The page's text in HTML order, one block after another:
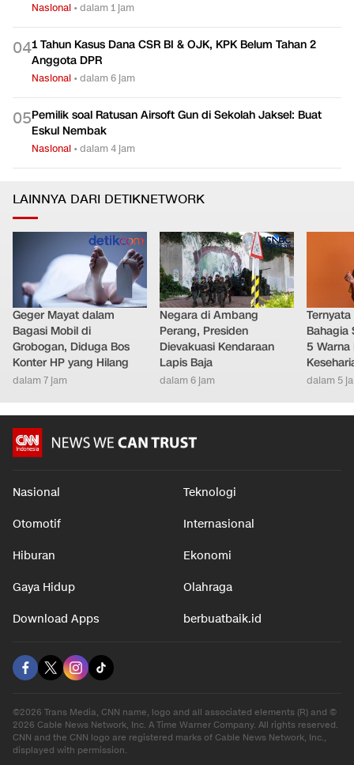
Nasional •dalam 1 jam
041 Tahun Kasus Dana CSR BI & OJK, KPK Belum Tahan 2
Anggota DPR
Nasional •dalam 6 jam
05Pemilik soal Ratusan Airsoft Gun di Sekolah Jaksel: Buat
Eskul Nembak
Nasional •dalam 4 jam
LAINNYA DARI DETIKNETWORK
Geger Mayat dalam
Bagasi Mobil di
Grobogan, Diduga Bos
Konter HP yang Hilang
dalam 7 jam
Negara di Ambang
Perang, Presiden
Dievakuasi Kendaraan
Lapis Baja
dalam 6 jam
Bahagia
5
dalam 5
Nasional Teknologi
Otomotif Internasional
Hiburan Ekonomi
Gaya Hidup Olahraga
Download Apps berbuatbaik.id
©2026 Trans Media, CNN name, logo and all associated elements (R) and ©
2026 Cable News Network, Inc. A Time Warner Company. All rights reserved.
CNN and the CNN logo are registered marks of Cable News Network, Inc.,
displayed with permission.